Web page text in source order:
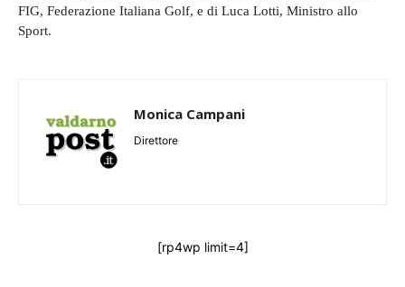
FIG, Federazione Italiana Golf, e di Luca Lotti, Ministro allo
Sport.
Monica Campani
Direttore
[rp4wp limit=4]